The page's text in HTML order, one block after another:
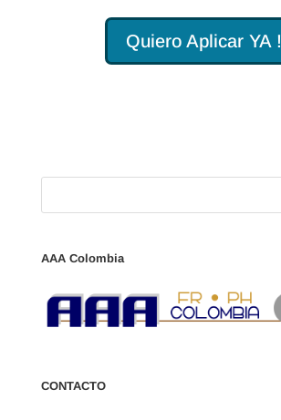
Quiero Aplicar YA !
AAA Colombia
CONTACTO